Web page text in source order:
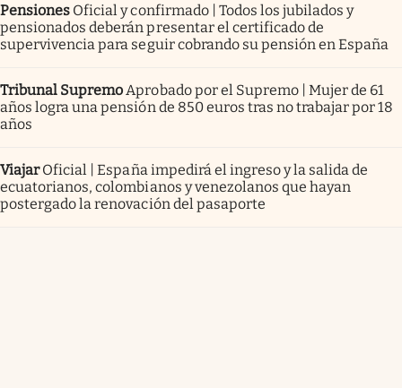
Pensiones Oficial y confirmado | Todos los jubilados y
pensionados deberán presentar el certificado de
supervivencia para seguir cobrando su pensión en España
Tribunal Supremo Aprobado por el Supremo | Mujer de 61
años logra una pensión de 850 euros tras no trabajar por 18
años
Viajar Oficial | España impedirá el ingreso y la salida de
ecuatorianos, colombianos y venezolanos que hayan
postergado la renovación del pasaporte